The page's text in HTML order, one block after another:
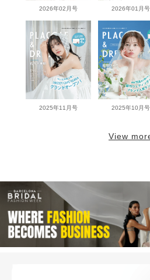
2026年02月号 2026年01月号
2025年11月号 2025年10月号
View